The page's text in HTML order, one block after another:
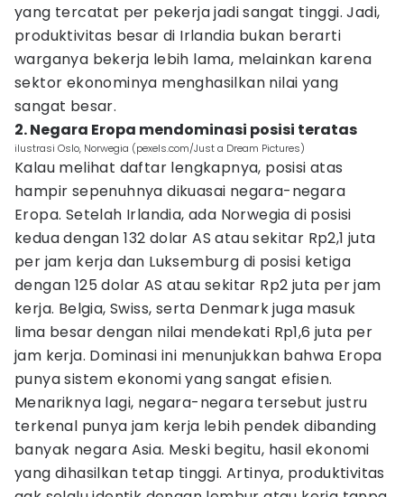
yang tercatat per pekerja jadi sangat tinggi. Jadi,
produktivitas besar di Irlandia bukan berarti
warganya bekerja lebih lama, melainkan karena
sektor ekonominya menghasilkan nilai yang
sangat besar.
2. Negara Eropa mendominasi posisi teratas
ilustrasi Oslo, Norwegia (pexels.com/Just a Dream Pictures)
Kalau melihat daftar lengkapnya, posisi atas
hampir sepenuhnya dikuasai negara-negara
Eropa. Setelah Irlandia, ada Norwegia di posisi
kedua dengan 132 dolar AS atau sekitar Rp2,1 juta
per jam kerja dan Luksemburg di posisi ketiga
dengan 125 dolar AS atau sekitar Rp2 juta per jam
kerja. Belgia, Swiss, serta Denmark juga masuk
lima besar dengan nilai mendekati Rp1,6 juta per
jam kerja. Dominasi ini menunjukkan bahwa Eropa
punya sistem ekonomi yang sangat efisien.
Menariknya lagi, negara-negara tersebut justru
terkenal punya jam kerja lebih pendek dibanding
banyak negara Asia. Meski begitu, hasil ekonomi
yang dihasilkan tetap tinggi. Artinya, produktivitas